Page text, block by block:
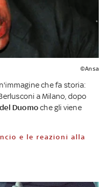
©Ansa
che fa storia:
a Milano, dopo
Duomoche gli viene